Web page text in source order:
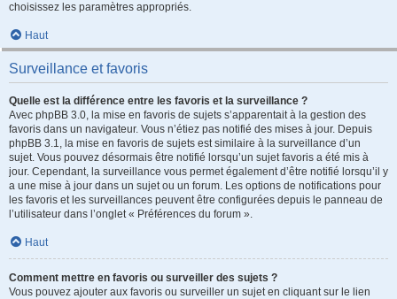
choisissez les paramètres appropriés.
Haut
Surveillance et favoris
Quelle est la différence entre les favoris et la surveillance ?
Avec phpBB 3.0, la mise en favoris de sujets s’apparentait à la gestion des
favoris dans un navigateur. Vous n’étiez pas notifié des mises à jour. Depuis
phpBB 3.1, la mise en favoris de sujets est similaire à la surveillance d’un
sujet. Vous pouvez désormais être notifié lorsqu’un sujet favoris a été mis à
jour. Cependant, la surveillance vous permet également d’être notifié lorsqu’il y
a une mise à jour dans un sujet ou un forum. Les options de notifications pour
les favoris et les surveillances peuvent être configurées depuis le panneau de
l’utilisateur dans l’onglet « Préférences du forum ».
Haut
Comment mettre en favoris ou surveiller des sujets ?
Vous pouvez ajouter aux favoris ou surveiller un sujet en cliquant sur le lien